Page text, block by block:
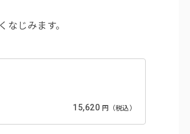
じみます。
15,620 円（税込）